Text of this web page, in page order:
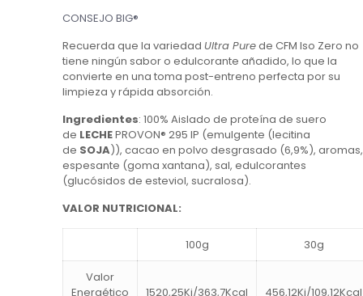
CONSEJO BIG®
Recuerda que la variedad Ultra Purede CFM Iso Zero no
tiene ningún sabor o edulcorante añadido, lo que la
convierte en una toma post-entreno perfecta por su
limpieza y rápida absorción.
Ingredientes: 100% Aislado de proteína de suero
de LECHEPROVON® 295 IP (emulgente (lecitina
de SOJA)), cacao en polvo desgrasado (6,9%), aromas,
espesante (goma xantana), sal, edulcorantes
(glucósidos de esteviol, sucralosa).
VALOR NUTRICIONAL:
100g 30g
Valor
Energético
1520,25Kj/363,7Kcal 456,12Kj/109,12Kcal